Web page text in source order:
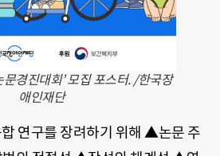
문경진대회’ 모집 포스터. /한국장
애인재단
연구를 장려하기 위해 ▲논문 주